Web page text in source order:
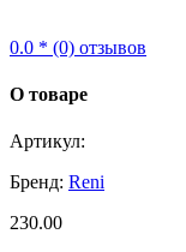
0.0 * (0) отзывов
О товаре
Артикул:
Бренд: Reni
230.00